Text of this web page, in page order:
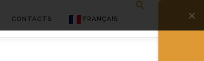
CONTACTS FRANÇAIS